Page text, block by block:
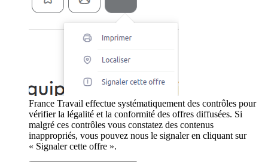
France Travail effectue systématiquement des contrôles pour
vérifier la légalité et la conformité des offres diffusées. Si
malgré ces contrôles vous constatez des contenus
inappropriés, vous pouvez nous le signaler en cliquant sur
« Signaler cette offre ».